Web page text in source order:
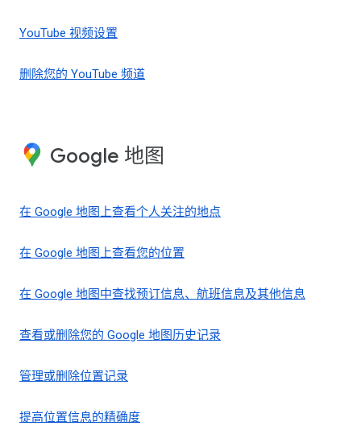
YouTube 视频设置
删除您的 YouTube 频道
Google 地图
在 Google 地图上查看个人关注的地点
在 Google 地图上查看您的位置
在 Google 地图中查找预订信息、航班信息及其他信息
查看或删除您的 Google 地图历史记录
管理或删除位置记录
提高位置信息的精确度